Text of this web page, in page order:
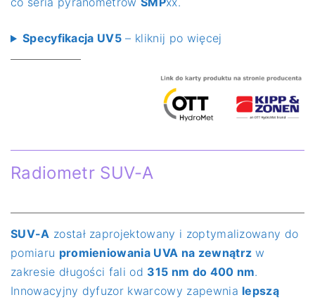
Specyfikacja UV5 – kliknij po więcej
Radiometr SUV-A
SUV-A został zaprojektowany i zoptymalizowany do
pomiaru promieniowania UVA na zewnątrz w
zakresie długości fali od 315 nm do 400 nm.
Innowacyjny dyfuzor kwarcowy zapewnia lepszą